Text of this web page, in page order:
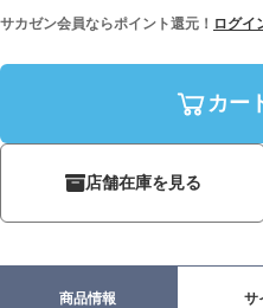
サカゼン会員ならポイント還元！ ログイ
カー
店舗在庫を見る
商品情報 サ